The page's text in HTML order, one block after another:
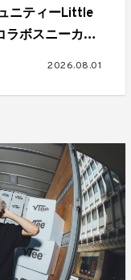
ニティーLittle
ラボスニーカー
2026.08.01